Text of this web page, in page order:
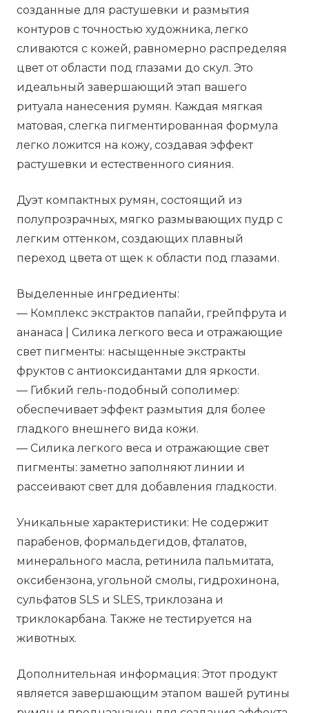
созданные для растушевки и размытия
контуров с точностью художника, легко
сливаются с кожей, равномерно распределяя
цвет от области под глазами до скул. Это
идеальный завершающий этап вашего
ритуала нанесения румян. Каждая мягкая
матовая, слегка пигментированная формула
легко ложится на кожу, создавая эффект
растушевки и естественного сияния.
Дуэт компактных румян, состоящий из
полупрозрачных, мягко размывающих пудр с
легким оттенком, создающих плавный
переход цвета от щек к области под глазами.
Выделенные ингредиенты:
— Комплекс экстрактов папайи, грейпфрута и
ананаса | Силика легкого веса и отражающие
свет пигменты: насыщенные экстракты
фруктов с антиоксидантами для яркости.
— Гибкий гель-подобный сополимер:
обеспечивает эффект размытия для более
гладкого внешнего вида кожи.
— Силика легкого веса и отражающие свет
пигменты: заметно заполняют линии и
рассеивают свет для добавления гладкости.
Уникальные характеристики: Не содержит
парабенов, формальдегидов, фталатов,
минерального масла, ретинила пальмитата,
оксибензона, угольной смолы, гидрохинона,
сульфатов SLS и SLES, триклозана и
триклокарбана. Также не тестируется на
животных.
Дополнительная информация: Этот продукт
является завершающим этапом вашей рутины